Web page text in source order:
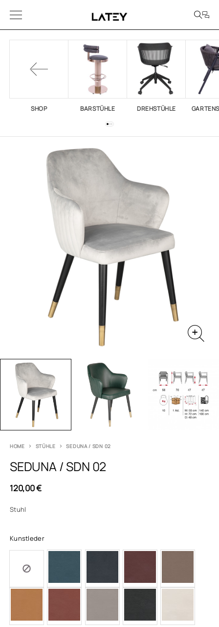
SHOP BARSTÜHLE DREHSTÜHLE
HOME STÜHLE SEDUNA / SDN 02
SEDUNA / SDN 02
120,00€
Stuhl
Kunstleder